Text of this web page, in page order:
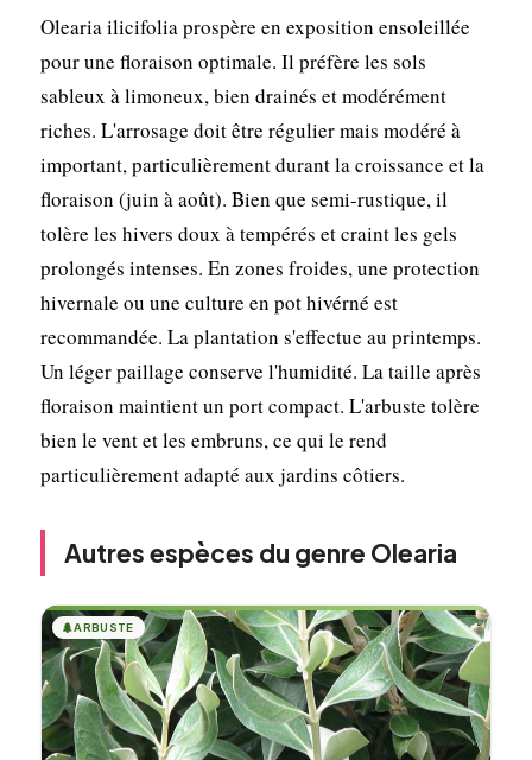
Olearia ilicifolia prospère en exposition ensoleillée
pour une floraison optimale. Il préfère les sols
sableux à limoneux, bien drainés et modérément
riches. L'arrosage doit être régulier mais modéré à
important, particulièrement durant la croissance et la
floraison (juin à août). Bien que semi-rustique, il
tolère les hivers doux à tempérés et craint les gels
prolongés intenses. En zones froides, une protection
hivernale ou une culture en pot hivérné est
recommandée. La plantation s'effectue au printemps.
Un léger paillage conserve l'humidité. La taille après
floraison maintient un port compact. L'arbuste tolère
bien le vent et les embruns, ce qui le rend
particulièrement adapté aux jardins côtiers.
Autres espèces du genre Olearia
🌲ARBUSTE